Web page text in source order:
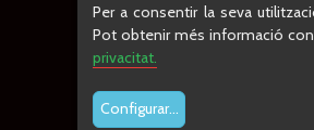
Per a consentir la seva
Pot obtenir més informació
privacitat.
Configurar...